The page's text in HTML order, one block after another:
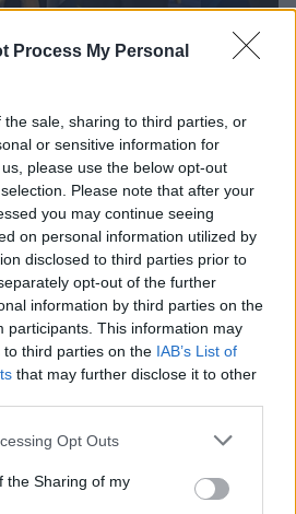
Process My Personal
sale, sharing to third parties, or
or sensitive information for
please use the below opt-out
Please note that after your
you may continue seeing
on personal information utilized by
disclosed to third parties prior to
opt-out of the further
information by third parties on the
participants. This information may
third parties on the IAB’s List of
that may further disclose it to other
app uses one or more Google
usage behaviour. You may click to
Google and its third-party tags to
Opt Outs
the Sharing of my
Βασίλης Κελλάρης
οικογένειας Σοφία
νέων πρωτοβουλιών